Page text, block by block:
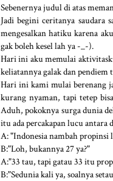
Sebenernya judul di atas
Jadi begini ceritanya saudara
mengesalkan hatiku karena
gak boleh kesel lah ya -_-).
Hari ini aku memulai
keliatannya galak dan pendiem
Hari ini kami mulai berenang
kurang nyaman, tapi tetep
Aduh, pokoknya surga dunia
itu ada percakapan lucu antara
A: "Indonesia nambah propinsi
B:"Loh, bukannya 27 ya?"
A:"33 tau, tapi gatau 33 itu
B:"Sedunia kali ya, soalnya